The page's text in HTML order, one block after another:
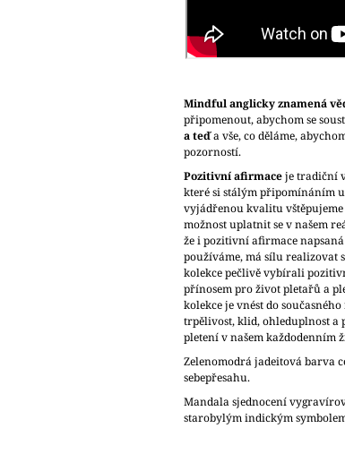
Mindful anglicky znamená
připomenout, abychom se
a teďa vše, co děláme,
pozorností.
Pozitivní afirmace je tradiční
které si stálým připomínáním
vyjádřenou kvalitu
možnost uplatnit se v našem
že i pozitivní afirmace
používáme, má sílu realizovat
kolekce pečlivě vybírali
přínosem pro život pletařů a
kolekce je vnést do
trpělivost, klid, ohleduplnost a
pletení v našem každodenním
Zelenomodrá jadeitová barva
sebepřesahu.
Mandala sjednocení
starobylým indickým